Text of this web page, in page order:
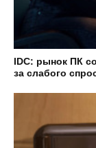
IDC: рынок ПК
за слабого